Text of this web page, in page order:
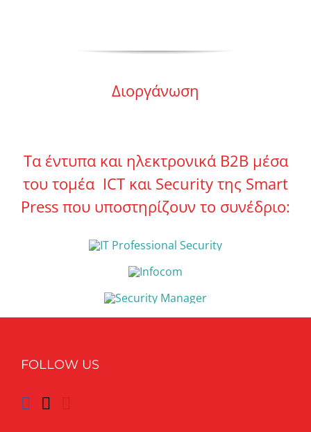
Διοργάνωση
Τα έντυπα και ηλεκτρονικά Β2Β μέσα
του τομέα ICT και Security της Smart
Press που υποστηρίζουν το συνέδριο:
FOLLOW US